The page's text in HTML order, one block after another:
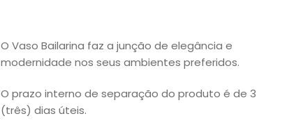
O Vaso Bailarina faz a junção de elegância e
modernidade nos seus ambientes preferidos.
O prazo interno de separação do produto é de 3
(três) dias úteis.